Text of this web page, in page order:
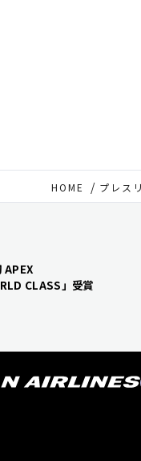
HOME プレス
APEX
CLASS」受賞